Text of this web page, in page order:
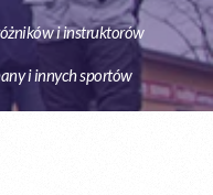
i instruktorów
i innych sportów